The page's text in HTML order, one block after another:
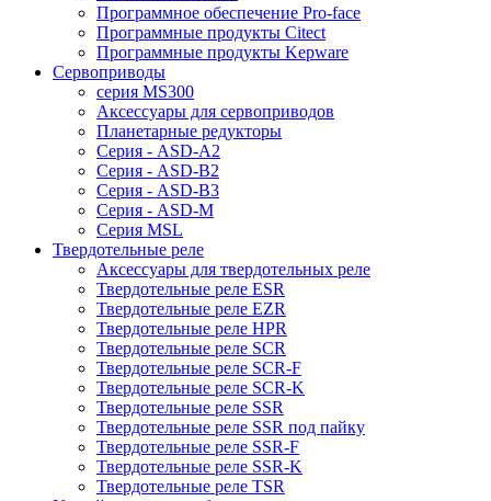
Программное обеспечение Pro-face
Программные продукты Citect
Программные продукты Kepware
Сервоприводы
серия MS300
Аксессуары для сервоприводов
Планетарные редукторы
Серия - ASD-A2
Серия - ASD-B2
Серия - ASD-B3
Серия - ASD-M
Серия MSL
Твердотельные реле
Аксессуары для твердотельных реле
Твердотельные реле ESR
Твердотельные реле EZR
Твердотельные реле HPR
Твердотельные реле SCR
Твердотельные реле SCR-F
Твердотельные реле SCR-K
Твердотельные реле SSR
Твердотельные реле SSR под пайку
Твердотельные реле SSR-F
Твердотельные реле SSR-K
Твердотельные реле TSR